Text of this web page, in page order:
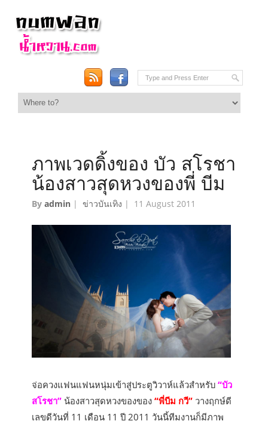
ภาพเวดดิ้งของ บัว สโรชา
น้องสาวสุดหวงของพี่ บีม
Byadmin |ข่าวบันเทิง | 11 August 2011
จ่อควงแฟนแฟนหนุ่มเข้าสู่ประตูวิวาห์แล้วสำหรับ“บัว
สโรชา”น้องสาวสุดหวงของของ“พี่บีม กวี” วางฤกษ์ดี
เลขดีวันที่ 11 เดือน 11 ปี 2011 วันนี้ทีมงานก็มีภาพ